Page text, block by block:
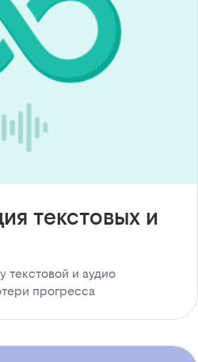
текстовых и
текстовой и аудио
прогресса